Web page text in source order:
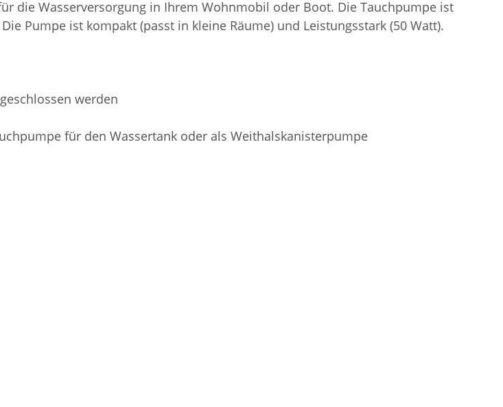
die Wasserversorgung in Ihrem Wohnmobil oder Boot. Die Tauchpumpe ist
Pumpe ist kompakt (passt in kleine Räume) und Leistungsstark (50 Watt).
werden
für den Wassertank oder als Weithalskanisterpumpe